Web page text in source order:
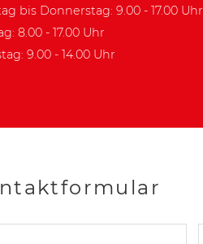
bis Donnerstag: 9.00 - 17.00 Uhr
8.00 - 17.00 Uhr
9.00 - 14.00 Uhr